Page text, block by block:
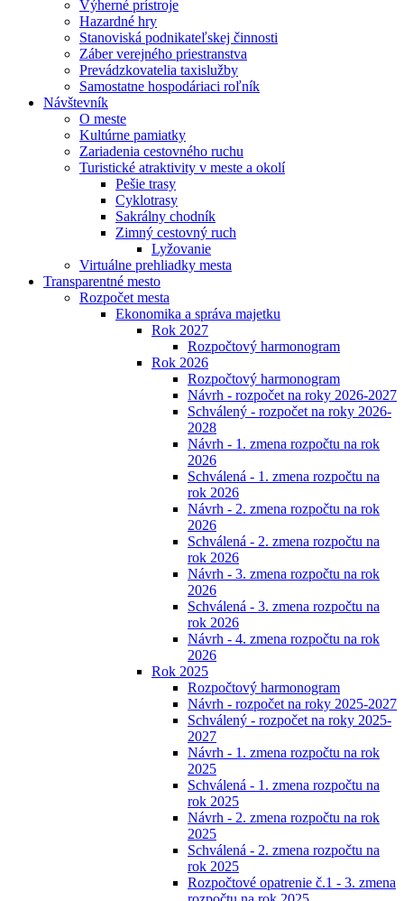
Výherné prístroje
Hazardné hry
Stanoviská podnikateľskej činnosti
Záber verejného priestranstva
Prevádzkovatelia taxislužby
Samostatne hospodáriaci roľník
Návštevník
O meste
Kultúrne pamiatky
Zariadenia cestovného ruchu
Turistické atraktivity v meste a okolí
Pešie trasy
Cyklotrasy
Sakrálny chodník
Zimný cestovný ruch
Lyžovanie
Virtuálne prehliadky mesta
Transparentné mesto
Rozpočet mesta
Ekonomika a správa majetku
Rok 2027
Rozpočtový harmonogram
Rok 2026
Rozpočtový harmonogram
Návrh - rozpočet na roky 2026-2027
Schválený - rozpočet na roky 2026-
2028
Návrh - 1. zmena rozpočtu na rok
2026
Schválená - 1. zmena rozpočtu na
rok 2026
Návrh - 2. zmena rozpočtu na rok
2026
Schválená - 2. zmena rozpočtu na
rok 2026
Návrh - 3. zmena rozpočtu na rok
2026
Schválená - 3. zmena rozpočtu na
rok 2026
Návrh - 4. zmena rozpočtu na rok
2026
Rok 2025
Rozpočtový harmonogram
Návrh - rozpočet na roky 2025-2027
Schválený - rozpočet na roky 2025-
2027
Návrh - 1. zmena rozpočtu na rok
2025
Schválená - 1. zmena rozpočtu na
rok 2025
Návrh - 2. zmena rozpočtu na rok
2025
Schválená - 2. zmena rozpočtu na
rok 2025
Rozpočtové opatrenie č.1 - 3. zmena